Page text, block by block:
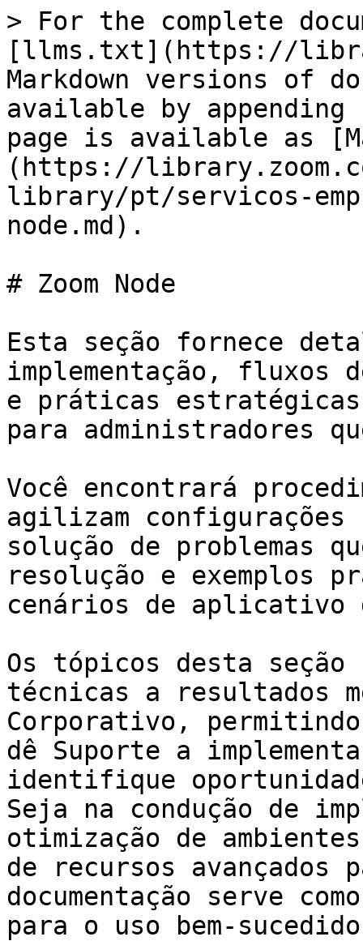
> For the complete
[llms.txt](https://
Markdown versions of
available by
page is available as
(https://
library/pt/servicos-
node.md).
# Zoom Node
Esta seção fornece
implementação, fluxos
e práticas
para administradores
Você encontrará
agilizam configurações
solução de problemas
resolução e exemplos
cenários de aplicativo
Os tópicos desta seção
técnicas a resultados
Corporativo,
dê Suporte a
identifique
Seja na condução de
otimização de
de recursos avançados
documentação serve
para o uso bem-